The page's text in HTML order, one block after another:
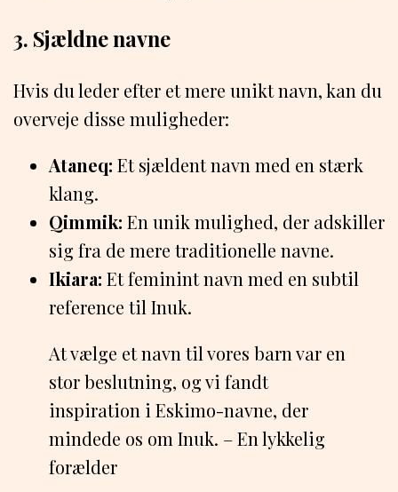
3. Sjældne navne
Hvis du leder efter et mere unikt navn, kan du
overveje disse muligheder:
Ataneq: Et sjældent navn med en stærk
klang.
Qimmik: En unik mulighed, der adskiller
sig fra de mere traditionelle navne.
Ikiara: Et feminint navn med en subtil
reference til Inuk.
At vælge et navn til vores barn var en
stor beslutning, og vi fandt
inspiration i Eskimo-navne, der
mindede os om Inuk. – En lykkelig
forælder